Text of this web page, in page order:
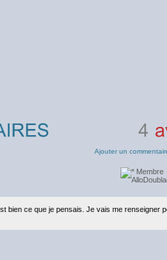
Ajouter un
bien ce que je pensais. Je vais me renseigner